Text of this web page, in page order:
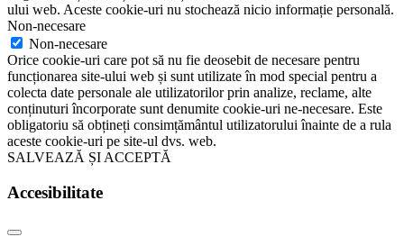
ului web. Aceste cookie-uri nu stochează nicio informație personală.
Non-necesare
Non-necesare
Orice cookie-uri care pot să nu fie deosebit de necesare pentru
funcționarea site-ului web și sunt utilizate în mod special pentru a
colecta date personale ale utilizatorilor prin analize, reclame, alte
conținuturi încorporate sunt denumite cookie-uri ne-necesare. Este
obligatoriu să obțineți consimțământul utilizatorului înainte de a rula
aceste cookie-uri pe site-ul dvs. web.
SALVEAZĂ ȘI ACCEPTĂ
Accesibilitate